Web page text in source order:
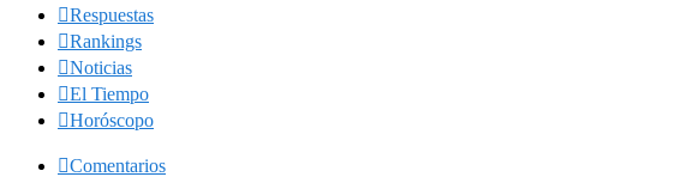
Respuestas
Rankings
Noticias
El Tiempo
Horóscopo
Comentarios